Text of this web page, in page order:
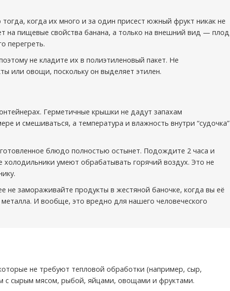
когда их много и за один присест южный фрукт никак не
на пищевые свойства банана, а только на внешний вид — плод
перегреть.
не кладите их в полиэтиленовый пакет. Не
или овощи, поскольку он выделяет этилен.
Герметичные крышки не дадут запахам
и смешиваться, а температура и влажность внутри “судочка”
блюдо полностью остынет. Подождите 2 часа и
умеют обрабатывать горячий воздух. Это не
не замораживайте продукты в жестяной баночке, когда вы её
И вообще, это вредно для нашего человеческого
не требуют тепловой обработки (например, сыр,
с сырым мясом, рыбой, яйцами, овощами и фруктами.